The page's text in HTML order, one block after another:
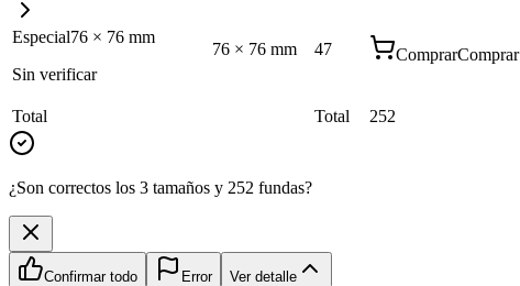
Especial76 × 76 mm
Sin verificar
76 × 76 mm 47 ComprarComprar
Total Total 252
¿Son correctos los 3 tamaños y 252 fundas?
Confirmar todo Error Ver detalle